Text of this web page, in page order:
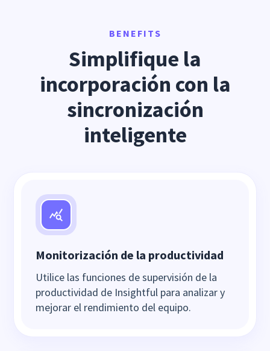
BENEFITS
Simplifique la
incorporación con la
sincronización
inteligente
Monitorización de la productividad
Utilice las funciones de supervisión de la
productividad de Insightful para analizar y
mejorar el rendimiento del equipo.